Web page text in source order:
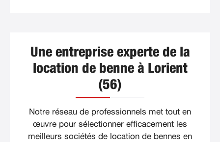
Une entreprise experte de la
location de benne à Lorient
(56)
Notre réseau de professionnels met tout en
œuvre pour sélectionner efficacement les
meilleurs sociétés de location de bennes en